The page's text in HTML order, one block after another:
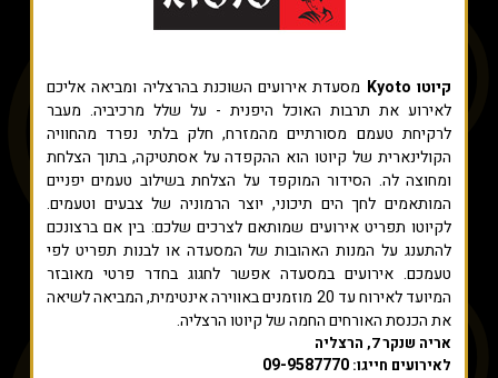
קיוטו Kyoto
מסעדת אירועים השוכנת בהרצליה ומביאה אליכם
לאירוע את תרבות האוכל היפנית - על שלל מרכיביה. מעבר
לרקיחת טעמם מסורתיים מהמזרח, חלק בלתי נפרד מהחוויה
הקולינארית של קיוטו הוא ההקפדה על אסתטיקה, בתוך הצלחת
ומחוצה לה. הסידור המוקפד על הצלחת בשילוב טעמים יפניים
המותאמים לחך הים תיכוני, יוצר הרמוניה של צבעים וטעמים.
לקיוטו תפריט אירועים שמותאם לצרכים שלכם: בין אם ברצונכם
להתענג על המנות האהובות של המסעדה או לבנות תפריט לפי
טעמכם. אירועים במסעדה אפשר לחגוג בחדר פרטי מאובזר
המיועד לאירוח עד 20 מוזמנים באווירה אינטימית, המביאה לשיאה
את הכנסת האורחים החמה של קיוטו הרצליה.
אריה שנקר 7, הרצליה
לאירועים חייגו: 09-9587770